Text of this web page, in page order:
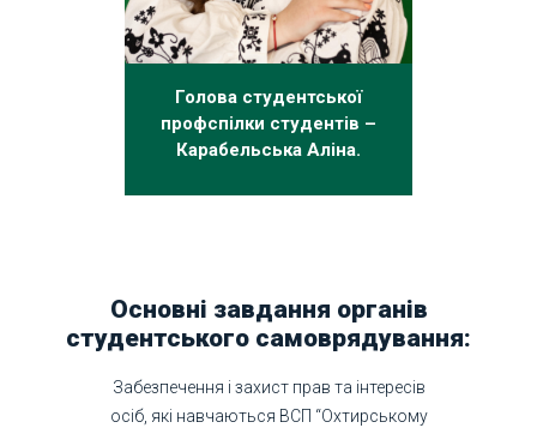
Голова студентської
профспілки студентів –
Карабельська Аліна.
Основні завдання органів
студентського самоврядування:
Забезпечення і захист прав та інтересів
осіб, які навчаються ВСП “Охтирському